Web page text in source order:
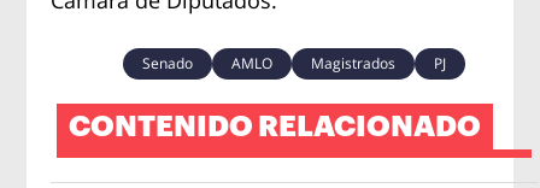
Senado AMLO Magistrados PJ
CONTENIDO RELACIONADO